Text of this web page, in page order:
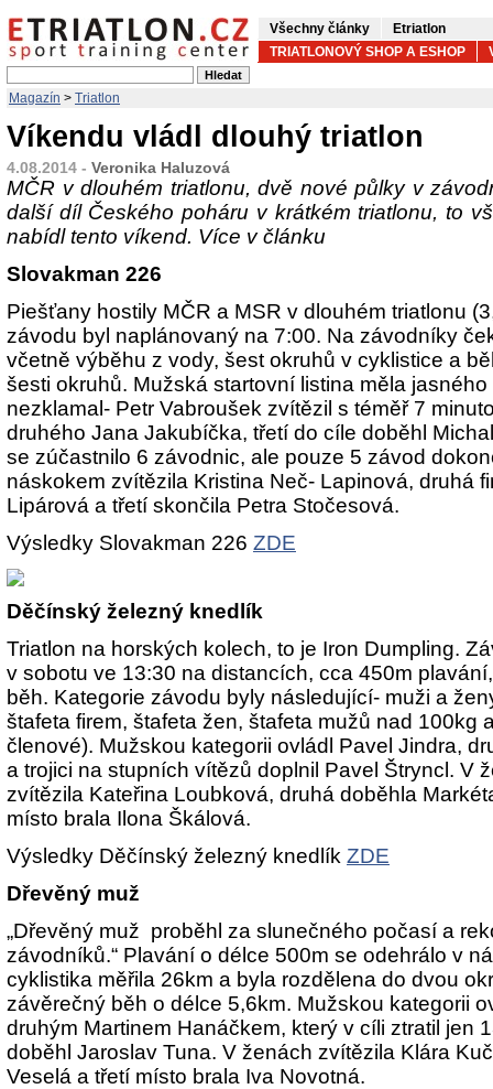
Všechny články
Etriatlon
TRIATLONOVÝ SHOP A ESHOP
Magazín > Triatlon
Víkendu vládl dlouhý triatlon
4.08.2014 - Veronika Haluzová
MČR v dlouhém triatlonu, dvě nové půlky v
další díl Českého poháru v krátkém triatlonu, to
nabídl tento víkend. Více v článku
Slovakman 226
Piešťany hostily MČR a MSR v dlouhém triatlonu
závodu byl naplánovaný na 7:00. Na závodníky
včetně výběhu z vody, šest okruhů v cyklistice a
šesti okruhů. Mužská startovní listina měla jasného
nezklamal- Petr Vabroušek zvítězil s téměř 7
druhého Jana Jakubíčka, třetí do cíle doběhl
se zúčastnilo 6 závodnic, ale pouze 5 závod
náskokem zvítězila Kristina Neč- Lapinová, druhá
Lipárová a třetí skončila Petra Stočesová.
Výsledky Slovakman 226 ZDE
Děčínský železný knedlík
Triatlon na horských kolech, to je Iron Dumpling.
v sobotu ve 13:30 na distancích, cca 450m
běh. Kategorie závodu byly následující- muži a
štafeta firem, štafeta žen, štafeta mužů nad 100kg
členové). Mužskou kategorii ovládl Pavel Jindra,
a trojici na stupních vítězů doplnil Pavel Štryncl. V
zvítězila Kateřina Loubková, druhá doběhla
místo brala Ilona Škálová.
Výsledky Děčínský železný knedlík ZDE
Dřevěný muž
„Dřevěný muž proběhl za slunečného počasí a
závodníků.“ Plavání o délce 500m se odehrálo v
cyklistika měřila 26km a byla rozdělena do dvou
závěrečný běh o délce 5,6km. Mužskou kategorii
druhým Martinem Hanáčkem, který v cíli ztratil jen
doběhl Jaroslav Tuna. V ženách zvítězila Klára
Veselá a třetí místo brala Iva Novotná.